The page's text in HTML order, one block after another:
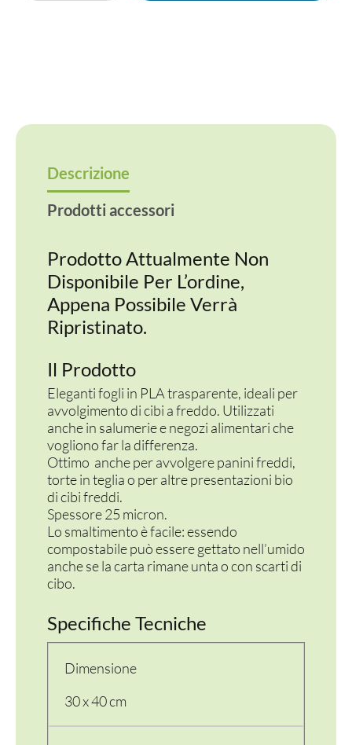
quantità
Descrizione
Prodotti accessori
Prodotto Attualmente Non
Disponibile Per L’ordine,
Appena Possibile Verrà
Ripristinato.
Il Prodotto
Eleganti fogli in PLA trasparente, ideali per
avvolgimento di cibi a freddo. Utilizzati
anche in salumerie e negozi alimentari che
vogliono far la differenza.
Ottimo anche per avvolgere panini freddi,
torte in teglia o per altre presentazioni bio
di cibi freddi.
Spessore 25 micron.
Lo smaltimento è facile: essendo
compostabile può essere gettato nell’umido
anche se la carta rimane unta o con scarti di
cibo.
Specifiche Tecniche
Dimensione
30 x 40 cm